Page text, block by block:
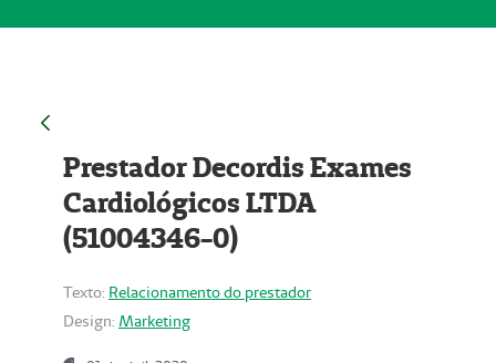
Prestador Decordis Exames
Cardiológicos LTDA
(51004346-0)
Texto: Relacionamento do prestador
Design: Marketing